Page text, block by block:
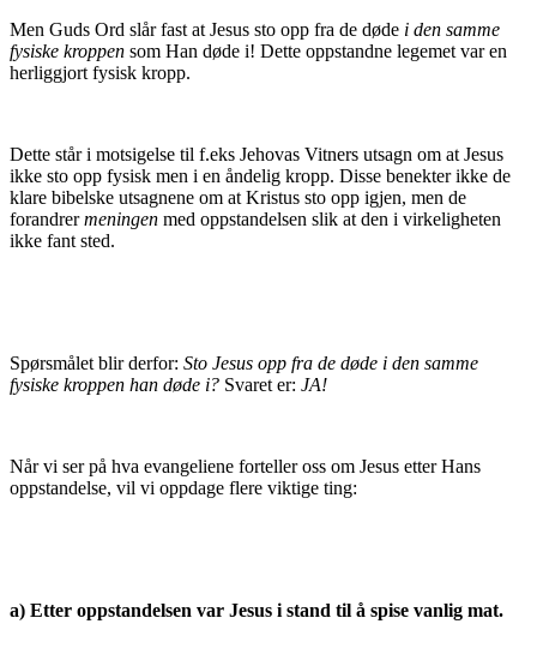
Men Guds Ord slår fast at Jesus sto opp fra de døde i den samme
fysiske kroppen som Han døde i! Dette oppstandne legemet var en
herliggjort fysisk kropp.
Dette står i motsigelse til f.eks Jehovas Vitners utsagn om at Jesus
ikke sto opp fysisk men i en åndelig kropp. Disse benekter ikke de
klare bibelske utsagnene om at Kristus sto opp igjen, men de
forandrermeningen med oppstandelsen slik at den i virkeligheten
ikke fant sted.
Spørsmålet blir derfor: Sto Jesus opp fra de døde i den samme
fysiske kroppen han døde i? Svaret er: JA!
Når vi ser på hva evangeliene forteller oss om Jesus etter Hans
oppstandelse, vil vi oppdage flere viktige ting:
a) Etter oppstandelsen var Jesus i stand til å spise vanlig mat.